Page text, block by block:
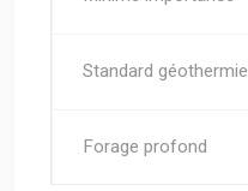
Standard géothermie
Forage profond